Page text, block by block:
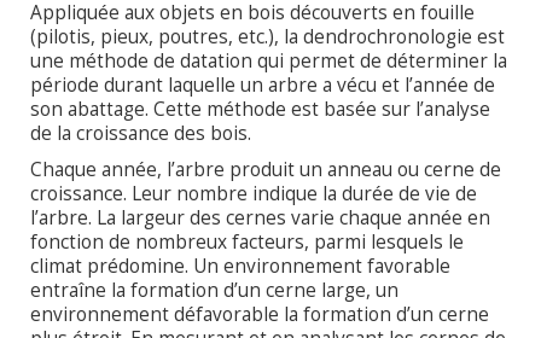
Appliquée aux objets en bois découverts en fouille
(pilotis, pieux, poutres, etc.), la dendrochronologie est
une méthode de datation qui permet de déterminer la
période durant laquelle un arbre a vécu et l’année de
son abattage. Cette méthode est basée sur l’analyse
de la croissance des bois.
Chaque année, l’arbre produit un anneau ou cerne de
croissance. Leur nombre indique la durée de vie de
l’arbre. La largeur des cernes varie chaque année en
fonction de nombreux facteurs, parmi lesquels le
climat prédomine. Un environnement favorable
entraîne la formation d’un cerne large, un
environnement défavorable la formation d’un cerne